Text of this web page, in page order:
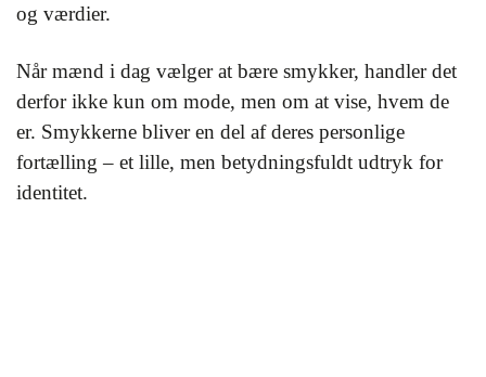
og værdier.
Når mænd i dag vælger at bære smykker, handler det
derfor ikke kun om mode, men om at vise, hvem de
er. Smykkerne bliver en del af deres personlige
fortælling – et lille, men betydningsfuldt udtryk for
identitet.